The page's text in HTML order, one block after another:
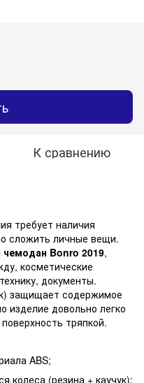
К сравнению
требует наличия
сложить личные вещи.
чемодан Bonro 2019,
косметические
документы.
защищает содержимое
изделие довольно легко
тряпкой.
ABS;
колеса (резина + каучук);